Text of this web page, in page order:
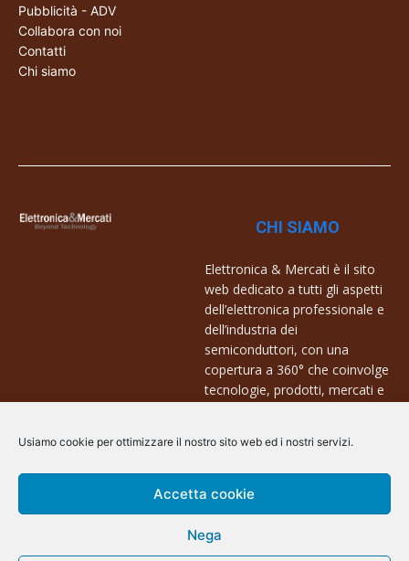
Usiamo cookie per ottimizzare il nostro sito web ed i nostri servizi.
Accetta cookie
Nega
Pubblicità - ADV
Collabora con noi
Contatti
Chi siamo
CHI SIAMO
Elettronica & Mercati è il sito
web dedicato a tutti gli aspetti
dell’elettronica professionale e
dell’industria dei
semiconduttori, con una
copertura a 360° che coinvolge
tecnologie, prodotti, mercati e
Contatti:
info@arscommunication.it